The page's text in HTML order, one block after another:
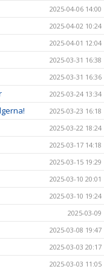
2025-04-06 14:00
2025-04-02 10:24
2025-04-01 12:04
2025-03-31 16:38
2025-03-31 16:36
2025-03-24 13:34
2025-03-23 16:18
2025-03-22 18:24
2025-03-17 14:18
2025-03-15 19:29
2025-03-10 20:01
2025-03-10 19:24
2025-03-09
2025-03-08 19:47
2025-03-03 20:17
2025-03-03 11:05